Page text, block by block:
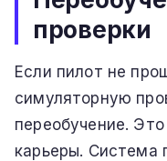
проверки
Если пилот не
симуляторную
переобучение.
карьеры. Система